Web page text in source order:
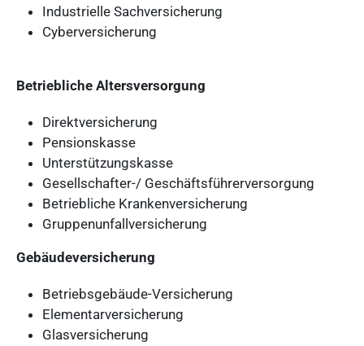
Industrielle Sachversicherung
Cyberversicherung
Betriebliche Altersversorgung
Direktversicherung
Pensionskasse
Unterstützungskasse
Gesellschafter-/ Geschäftsführerversorgung
Betriebliche Krankenversicherung
Gruppenunfallversicherung
Gebäudeversicherung
Betriebsgebäude-Versicherung
Elementarversicherung
Glasversicherung